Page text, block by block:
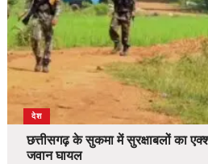
देश
छत्तीसगढ़ के सुकमा में सुरक्षाबलों का
जवान घायल